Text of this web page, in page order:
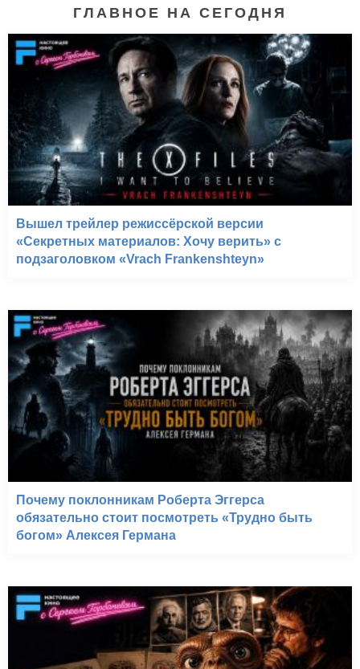
ГЛАВНОЕ НА СЕГОДНЯ
Вышел трейлер режиссёрской версии
«Секретных материалов: Хочу верить» с
подзаголовком «Vrach Frankenshteyn»
Почему поклонникам Роберта Эггерса
обязательно стоит посмотреть «Трудно быть
богом» Алексея Германа